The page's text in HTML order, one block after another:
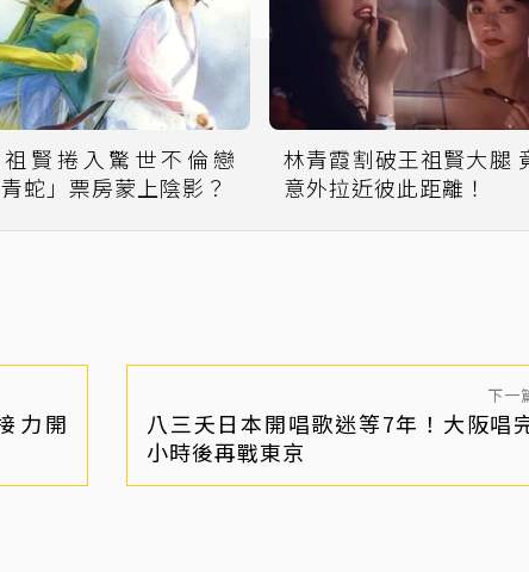
賢捲入驚世不倫戀
青蛇」票房蒙上陰影？
林青霞割破王祖賢大腿
意外拉近彼此距離！
力開
下一
八三夭日本開唱歌迷等7年！大阪唱
小時後再戰東京